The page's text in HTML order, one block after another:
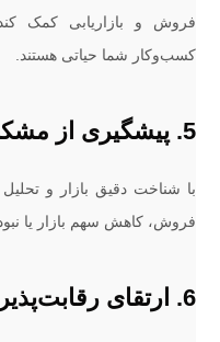
فروش و بازاریابی کمک
کسب‌وکار شما حیاتی هستند.
5. پیشگیری از مشکلات بازار و رقبا:
با شناخت دقیق بازار و تحلیل
فروش، کاهش سهم بازار یا
6. ارتقای رقابت‌پذیری سازمان: